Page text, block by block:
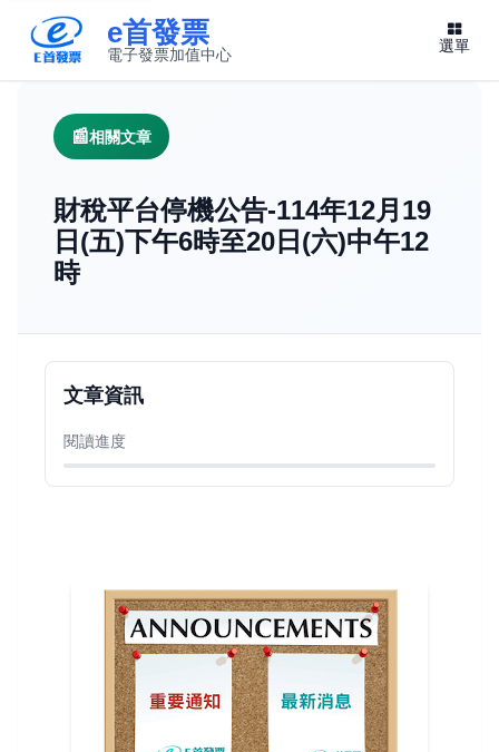
e首發票
電子發票加值中心 選單
相關文章
財稅平台停機公告-114年12月19
日(五)下午6時至20日(六)中午12
時
文章資訊
閱讀進度